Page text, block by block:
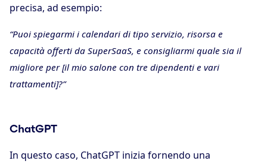
precisa, ad esempio:
“Puoi spiegarmi i calendari di tipo servizio, risorsa e
capacità offerti da SuperSaaS, e consigliarmi quale sia il
migliore per [il mio salone con tre dipendenti e vari
trattamenti]?”
ChatGPT
In questo caso, ChatGPT inizia fornendo una